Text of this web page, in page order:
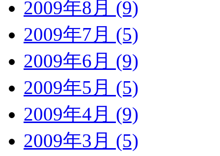
2009年8月 (9)
2009年7月 (5)
2009年6月 (9)
2009年5月 (5)
2009年4月 (9)
2009年3月 (5)